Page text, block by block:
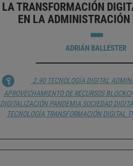
LA TRANSFORMACIÓN
EN LA
ADRIÁN BALLESTER
2.90 TECNOLOGÍA DIGITAL
APROVECHAMIENTO DE RECURSOS
DIGITALIZACIÓN PANDEMIA SOCIEDAD
TECNOLOGÍA TRANSFORMACIÓN DIGITAL